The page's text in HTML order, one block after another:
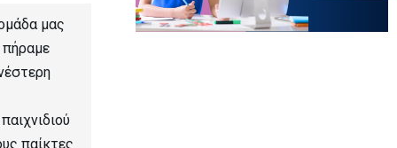
μας
παίκτες